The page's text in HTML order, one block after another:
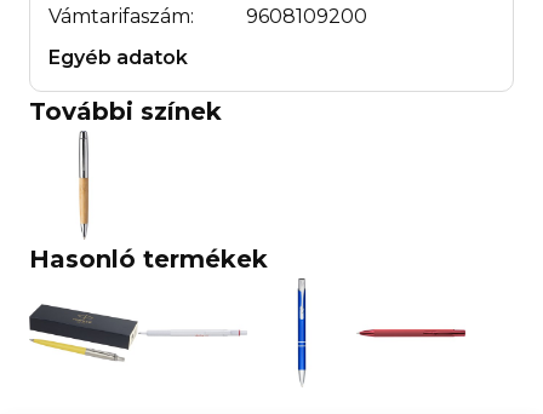
Vámtarifaszám:
9608109200
Egyéb adatok
További színek
Hasonló termékek